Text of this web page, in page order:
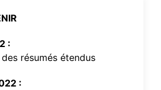
:
résumés étendus
: